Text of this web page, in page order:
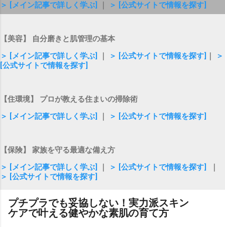
＞ [メイン記事で詳しく学ぶ]
＞ [公式サイトで情報を探す]
【美容】 自分磨きと肌管理の基本
＞ [メイン記事で詳しく学ぶ]
＞ [公式サイトで情報を探す]
＞
[公式サイトで情報を探す]
【住環境】 プロが教える住まいの掃除術
＞ [メイン記事で詳しく学ぶ]
＞ [公式サイトで情報を探す]
【保険】 家族を守る最適な備え方
＞ [メイン記事で詳しく学ぶ]
＞ [公式サイトで情報を探す]
＞ [公式サイトで情報を探す]
プチプラでも妥協しない！実力派スキン
ケアで叶える健やかな素肌の育て方